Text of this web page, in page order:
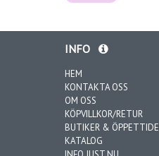
INFO
HEM
KONTAKTA OSS
OM OSS
KÖPVILLKOR/RETUR
BUTIKER &
KATALOG